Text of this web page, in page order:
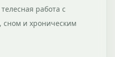
работа с
и хроническим